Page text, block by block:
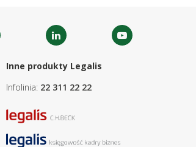
Inne produkty Legalis
Infolinia: 22 311 22 22